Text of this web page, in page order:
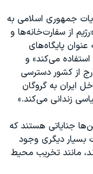
جمهوری اسلامی به
از سفارت‌خانه‌ها و
پایگاه‌های
می‌کند» و
از کشور دسترسی
ایران به گروگان
زندانی می​‌کند.»
جنایاتی هستند که
بسیار دیگری وجود
مانند تخریب محیط